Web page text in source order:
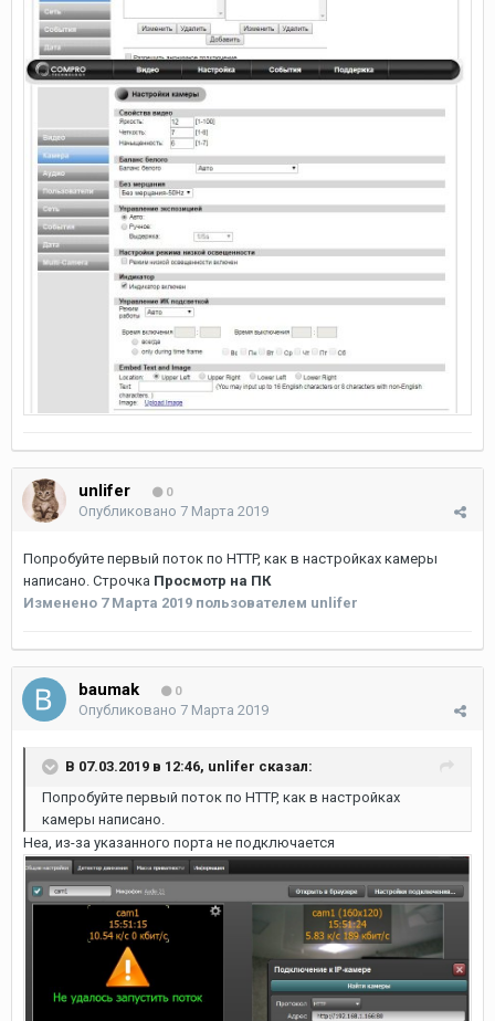
unlifer 0
Опубликовано 7 Марта 2019
Попробуйте первый поток по HTTP, как в настройках камеры
написано. Строчка Просмотр на ПК
Изменено 7 Марта 2019 пользователем unlifer
baumak 0
Опубликовано 7 Марта 2019
В 07.03.2019 в 12:46, unlifer сказал:
Попробуйте первый поток по HTTP, как в настройках
камеры написано.
Неа, из-за указанного порта не подключается